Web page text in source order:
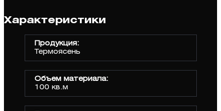
Характеристики
Продукция:
Термоясень
Объем материала:
100 кв.м